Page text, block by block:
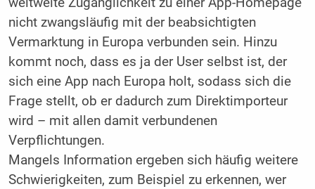
nicht zwangsläufig mit der beabsichtigten
Vermarktung in Europa verbunden sein. Hinzu
kommt noch, dass es ja der User selbst ist, der
sich eine App nach Europa holt, sodass sich die
Frage stellt, ob er dadurch zum Direktimporteur
wird – mit allen damit verbundenen
Verpflichtungen.
Mangels Information ergeben sich häufig weitere
Schwierigkeiten, zum Beispiel zu erkennen, wer